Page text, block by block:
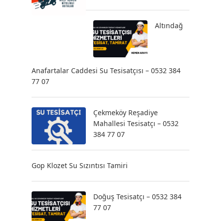
Altındağ
Anafartalar Caddesi Su Tesisatçısı – 0532 384
77 07
Çekmeköy Reşadiye
Mahallesi Tesisatçı – 0532
384 77 07
Gop Klozet Su Sızıntısı Tamiri
Doğuş Tesisatçı – 0532 384
77 07